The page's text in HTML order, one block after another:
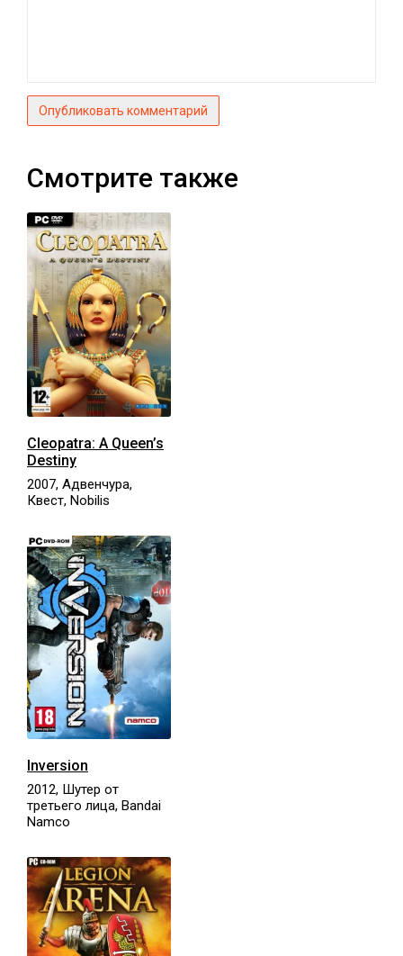
Опубликовать комментарий
Смотрите также
Cleopatra: A Queen’s
Destiny
2007, Адвенчура,
Квест, Nobilis
Inversion
2012, Шутер от
третьего лица, Bandai
Namco